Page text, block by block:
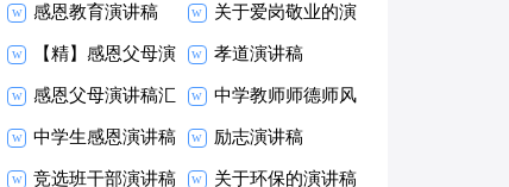
(15篇) 15篇
感恩教育演讲稿 关于爱岗敬业的演
讲稿范文
【精】感恩父母演
讲稿
孝道演讲稿
感恩父母演讲稿汇
编15篇
中学教师师德师风
演讲稿
中学生感恩演讲稿 励志演讲稿
竞选班干部演讲稿 关于环保的演讲稿